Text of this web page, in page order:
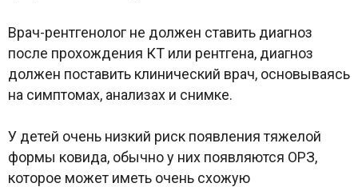
Врач-рентгенолог не должен ставить диагноз
после прохождения КТ или рентгена, диагноз
должен поставить клинический врач, основываясь
на симптомах, анализах и снимке.
У детей очень низкий риск появления тяжелой
формы ковида, обычно у них появляются ОРЗ,
которое может иметь очень схожую